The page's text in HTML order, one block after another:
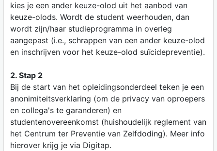
kies je een ander keuze-olod uit het aanbod van
keuze-olods. Wordt de student weerhouden, dan
wordt zijn/haar studieprogramma in overleg
aangepast (i.e., schrappen van een ander keuze-olod
en inschrijven voor het keuze-olod suïcidepreventie).
2. Stap 2
Bij de start van het opleidingsonderdeel teken je een
anonimiteitsverklaring (om de privacy van oproepers
en collega's te garanderen) en
studentenovereenkomst (huishoudelijk reglement van
het Centrum ter Preventie van Zelfdoding). Meer info
hierover krijg je via Digitap.